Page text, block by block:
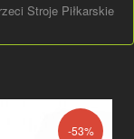
Stroje Piłkarskie
-53%